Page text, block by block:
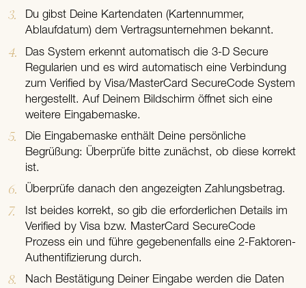
Du gibst Deine Kartendaten (Kartennummer,
Ablaufdatum) dem Vertragsunternehmen bekannt.
Das System erkennt automatisch die 3-D Secure
Regularien und es wird automatisch eine Verbindung
zum Verified by Visa/MasterCard SecureCode System
hergestellt. Auf Deinem Bildschirm öffnet sich eine
weitere Eingabemaske.
Die Eingabemaske enthält Deine persönliche
Begrüßung: Überprüfe bitte zunächst, ob diese korrekt
ist.
Überprüfe danach den angezeigten Zahlungsbetrag.
Ist beides korrekt, so gib die erforderlichen Details im
Verified by Visa bzw. MasterCard SecureCode
Prozess ein und führe gegebenenfalls eine 2-Faktoren-
Authentifizierung durch.
Nach Bestätigung Deiner Eingabe werden die Daten